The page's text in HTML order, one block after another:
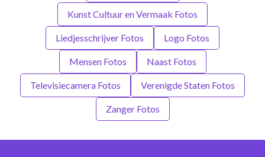
Kunst Cultuur en Vermaak Fotos
Liedjesschrijver Fotos Logo Fotos
Mensen Fotos Naast Fotos
Televisiecamera Fotos Verenigde Staten Fotos
Zanger Fotos